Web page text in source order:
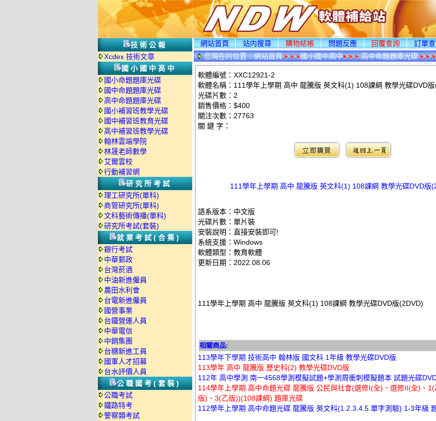
技術公報
Xcdex 技術文章
國小國中高中
國小命題題庫光碟
國中命題題庫光碟
高中命題題庫光碟
國小補習班教學光碟
國中補習班教育光碟
高中補習班教學光碟
翰林雲端學院
林晟老師數學
艾爾雲校
行動補習網
研究所考試
理工研究所(單科)
商管研究所(單科)
文科藝術傳播(單科)
研究所考試(套裝)
就業考試(合集)
銀行考試
中華郵政
台灣菸酒
中油新進僱員
農田水利會
台電新進僱員
國營事業
台鐵營運人員
中華電信
中鋼集團
台糖新進工員
國軍人才招募
台水評價人員
公職國考(套裝)
公職考試
鐵路特考
警察類考試
網站首頁 站内搜尋 購物結帳 問題反應 回覆查詢 訂單
您現在的位置：網站首頁 國小國中高中 高中命題題庫光碟
軟體編號：XXC12921-2
軟體名稱：111學年上學期 高中 龍騰版 英文科(1) 108課綱 教學光碟DVD
光碟片數：2
銷售價格：$400
關注次數： 27763
關 鍵 字：
111學年上學期 高中 龍騰版 英文科(1) 108課綱 教學光碟DVD版
語系版本：中文版
光碟片數：單片裝
安裝說明：直接安裝即可!
系統支援：Windows
軟體類型：教育軟體
更新日期：2022.08.06
111學年上學期 高中 龍騰版 英文科(1) 108課綱 教學光碟DVD版(2DVD)
相關商品:
113學年下學期 技術高中 翰林版 國文科 1年級 教學光碟DVD版
113學年 高中 龍騰版 歷史科(2) 教學光碟DVD版
112年 高中學測 南一4568學測模擬試題+學測周衝刺模擬題本 試題光碟
114學年上學期 高中命題光碟 龍騰版 公民與社會(選修I(全)、選修II(全)、
版)、3(乙版))(108課綱) 題庫光碟
112學年上學期 高中命題光碟 龍騰版 英文科(1.2.3.4.5.單字測驗) 1-3年級